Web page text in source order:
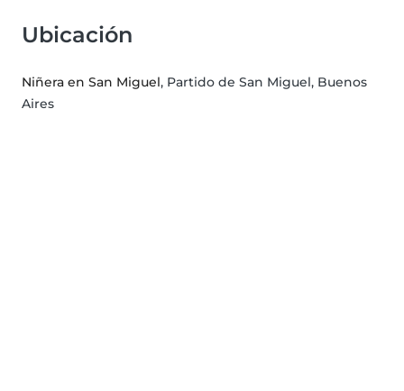
Ubicación
Niñera en San Miguel, Partido de San Miguel, Buenos
Aires